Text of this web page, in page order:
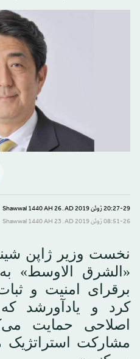
20:27-29 ژوئن 2019 AD ـ 26 Shawwal 1440 AH
08:51-26 ژوئن 2019 AD ـ 23 Shawwal 1440 AH
نخست وزیر ژاپن
«الشرق الاوسط»
برقرای امنیت و
کرد و یادآورشد که
اصلاحی حمایت
مشارکت